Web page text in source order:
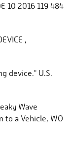
10 2016 119 484
,
device." U.S.
Wave
to a Vehicle, WO